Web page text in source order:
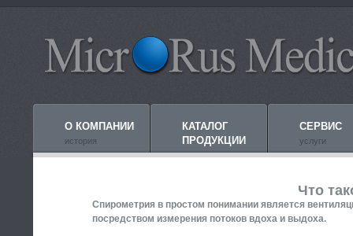
О КОМПАНИИ
история
КАТАЛОГ
ПРОДУКЦИИ
СЕРВИС
услуги
Что
Спирометрия в простом понимании является
посредством измерения потоков вдоха и выдоха.